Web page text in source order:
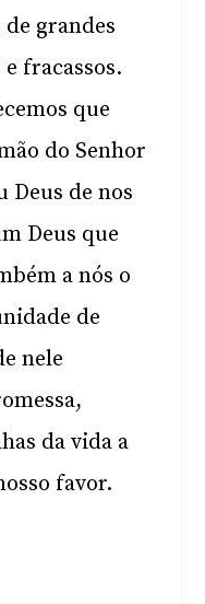
grandes
fracassos.
que
do Senhor
Deus de nos
Deus que
a nós o
de
nele
da vida a
favor.